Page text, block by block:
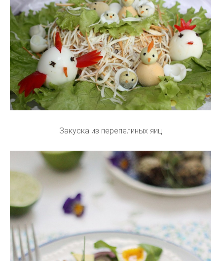
Закуска из перепелиных яиц